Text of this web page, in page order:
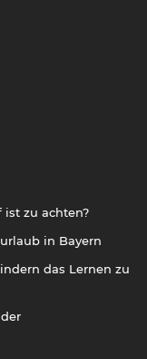
ist zu achten?
in Bayern
das Lernen zu